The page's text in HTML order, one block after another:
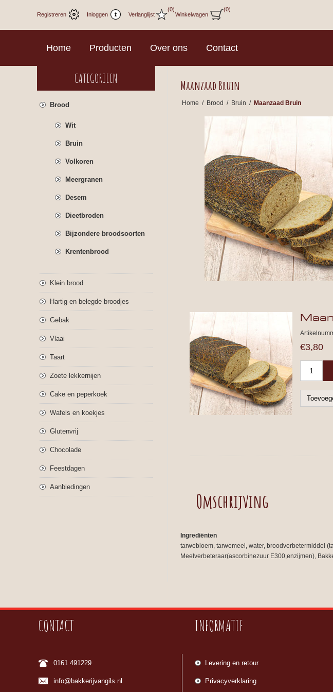
Registreren Inloggen Verlanglijst
(0)
Winkelwagen
(0)
Home Producten Over ons Contact
Maanzaad Bruin
Home / Brood / Bruin / Maanzaad Bruin
€3,80
Omschrijving
Ingrediënten
tarwebloem, tarwemeel, water, broodverbetermiddel
Meelverbeteraar(ascorbinezuur E300,enzijmen),
CATEGORIEEN
Brood
Wit
Bruin
Volkoren
Meergranen
Desem
Dieetbroden
Bijzondere broodsoorten
Krentenbrood
Klein brood
Hartig en belegde broodjes
Gebak
Vlaai
Taart
Zoete lekkernijen
Cake en peperkoek
Wafels en koekjes
Glutenvrij
Chocolade
Feestdagen
Aanbiedingen
CONTACT
0161 491229
info@bakkerijvangils.nl
INFORMATIE
Levering en retour
Privacyverklaring